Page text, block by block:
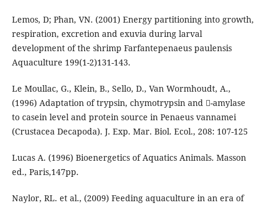
Lemos, D; Phan, VN. (2001) Energy partitioning into growth,
respiration, excretion and exuvia during larval
development of the shrimp Farfantepenaeus paulensis
Aquaculture 199(1-2)131-143.
Le Moullac, G., Klein, B., Sello, D., Van Wormhoudt, A.,
(1996) Adaptation of trypsin, chymotrypsin and -amylase
to casein level and protein source in Penaeus vannamei
(Crustacea Decapoda). J. Exp. Mar. Biol. Ecol., 208: 107-125
Lucas A. (1996) Bioenergetics of Aquatics Animals. Masson
ed., Paris,147pp.
Naylor, RL. et al., (2009) Feeding aquaculture in an era of